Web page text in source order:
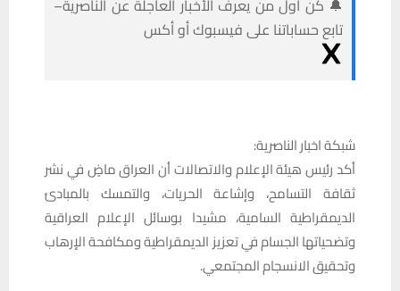
🔔 كن أول من يعرف الأخبار العاجلة عن الناصرية–
تابع حساباتنا على فيسبوك أو أكس
شبكة اخبار الناصرية:
أكد رئيس هيئة الإعلام والاتصالات أن العراق ماضٍ في نشر
ثقافة التسامح، وإشاعة الحريات، والتمسك بالمبادئ
الديمقراطية السامية، مشيدا بوسائل الإعلام العراقية
وتضحياتها الجسام في تعزيز الديمقراطية ومكافحة الإرهاب
وتحقيق الانسجام المجتمعي.